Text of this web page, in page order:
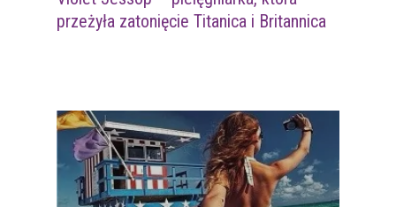
przeżyła zatonięcie Titanica i Britannica